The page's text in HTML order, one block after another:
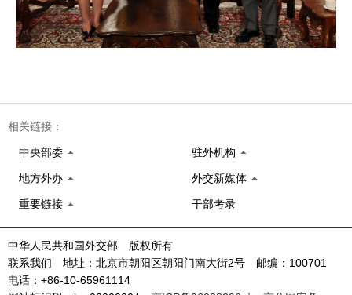
相关链接：
中央部委 驻外机构
地方外办 外交新媒体
重要链接 干部考录
中华人民共和国外交部 版权所有
联系我们 地址：北京市朝阳区朝阳门南大街2号 邮编：100701
电话：+86-10-65961114